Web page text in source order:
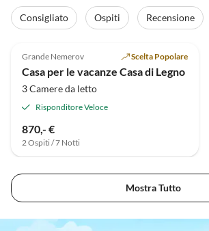
Consigliato Ospiti Recensione
Grande Nemerov Scelta Popolare
Casa per le vacanze Casa di Legno
3 Camere da letto
Risponditore Veloce
870,- €
2 Ospiti / 7 Notti
Mostra Tutto